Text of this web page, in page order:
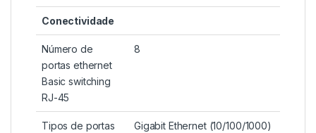
Conectividade
Número de
portas ethernet
Basic switching
RJ-45
8
Tipos de portas
Gigabit Ethernet (10/100/1000)